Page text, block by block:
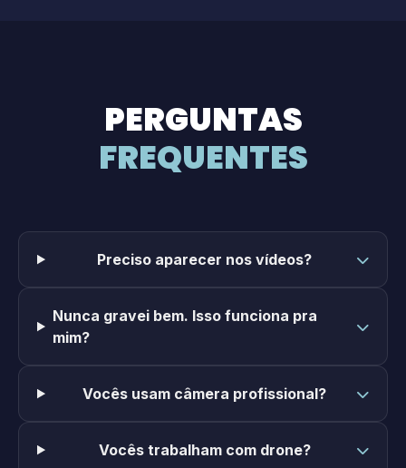
PERGUNTAS
FREQUENTES
Preciso aparecer nos vídeos?
Nunca gravei bem. Isso funciona pra
mim?
Vocês usam câmera profissional?
Vocês trabalham com drone?